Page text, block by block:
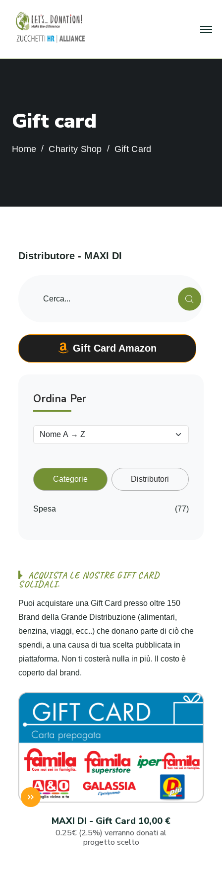
Gift card
Home Charity Shop Gift Card
Distri butore - MAXI DI
ACQUISTA LE NOSTRE GIFT CARD
SOLIDALI.
Puoi acquistare una Gift Card presso oltre 150
Brand della Grande Distribuzione (alimentari,
benzina, viaggi, ecc..) che donano parte di ciò che
spendi, a una causa di tua scelta pubblicata in
piattaforma. Non ti costerà nulla in più. Il costo è
coperto dal brand.
MAXI DI - Gift Card 10,00 €
0.25€ (2.5%) verranno donati al
progetto scelto
Gift Card Amazon
Ordina Per
Categorie Distributori
Spesa (77)